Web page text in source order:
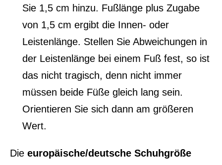
Sie 1,5 cm hinzu. Fußlänge plus Zugabe
von 1,5 cm ergibt die Innen- oder
Leistenlänge. Stellen Sie Abweichungen in
der Leistenlänge bei einem Fuß fest, so ist
das nicht tragisch, denn nicht immer
müssen beide Füße gleich lang sein.
Orientieren Sie sich dann am größeren
Wert.
Die europäische/deutsche Schuhgröße